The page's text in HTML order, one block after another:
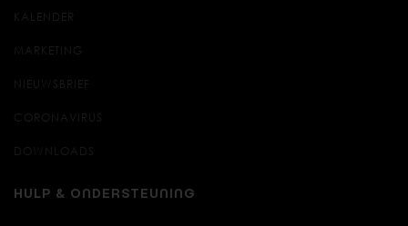
KALENDER
MARKETING
NIEUWSBRIEF
CORONAVIRUS
DOWNLOADS
HULP & ONDERSTEUNING